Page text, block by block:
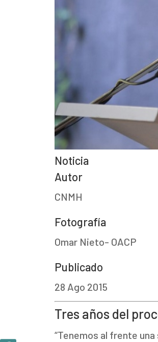
Noticia
Autor
CNMH
Fotografía
Omar Nieto- OACP
Publicado
28 Ago 2015
Tres años del
“Tenemos al frente